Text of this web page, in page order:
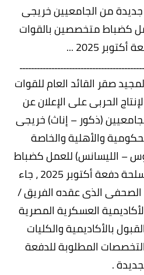
من الجامعيين خريجى
كضباط متخصصين بالقوات
2025 ...
صقر القائد العام للقوات
الحربى على الإعلان عن
(ذكور – إناث) خريجى
والأهلية والخاصة
– الليسانس) للعمل كضباط
متخصصين بالقوات المسلحة دفعة أكتوبر 2025 ، جاء
الصحفى الذى عقده الفريق /
العسكرية المصرية
بالأكاديمية والكليات
المطلوبة للدفعة
.